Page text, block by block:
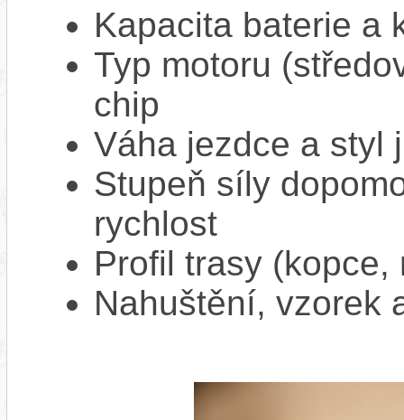
Kapacita baterie a
Typ motoru
chip
Váha jezdce a styl
Stupeň síly
rychlost
Profil trasy
Nahuštění, vzorek